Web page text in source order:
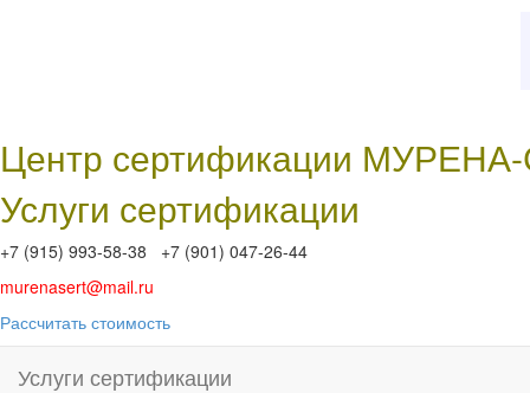
Центр сертификации
Услуги сертификации
+7 (915) 993-58-38 +7 (901) 047-26-44
murenasert@mail.ru
Рассчитать стоимость
Услуги сертификации